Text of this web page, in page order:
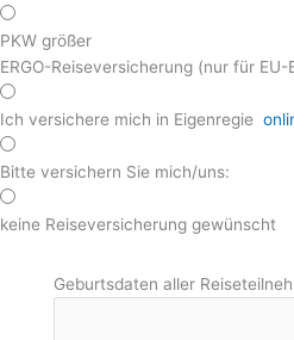
PKW größer
ERGO-Reiseversicherung (nur für EU-
Ich versichere mich in Eigenregie
Bitte versichern Sie mich/uns:
keine Reiseversicherung gewünscht
Geburtsdaten aller